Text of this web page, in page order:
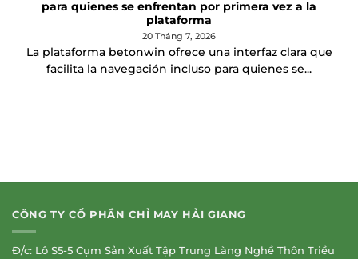
para quienes se enfrentan por primera vez a la
plataforma
20 Tháng 7, 2026
La plataforma betonwin ofrece una interfaz clara que
facilita la navegación incluso para quienes se...
CÔNG TY CỔ PHẦN CHỈ MAY HẢI GIANG
Đ/c: Lô S5-5 Cụm Sản Xuất Tập Trung Làng Nghề Thôn Triều